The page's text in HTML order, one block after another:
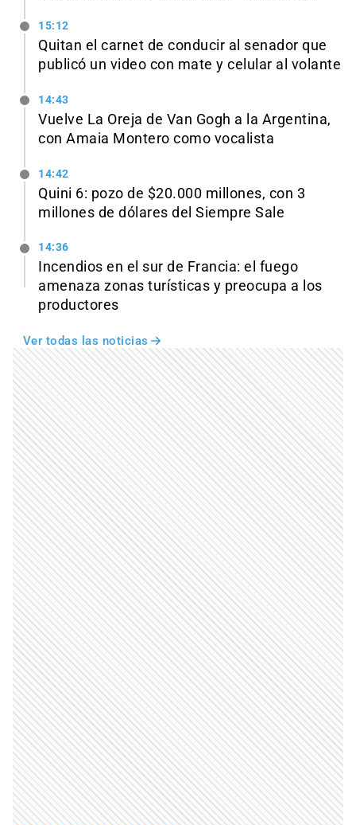
15:12
Quitan el carnet de conducir al senador que
publicó un video con mate y celular al volante
14:43
Vuelve La Oreja de Van Gogh a la Argentina,
con Amaia Montero como vocalista
14:42
Quini 6: pozo de $20.000 millones, con 3
millones de dólares del Siempre Sale
14:36
Incendios en el sur de Francia: el fuego
amenaza zonas turísticas y preocupa a los
productores
Ver todas las noticias